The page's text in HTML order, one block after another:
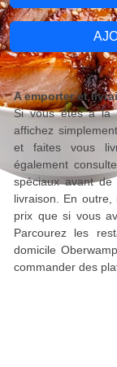
A emporter et
Si vous êtes à la
affichez
et faites vous
également
spéciaux avant
livraison. En
prix que si vous
Parcourez les
domicile
commander des